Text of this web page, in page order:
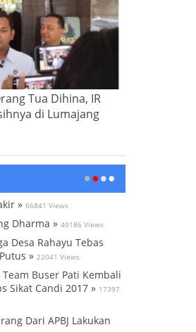
Tua Dihina, IR
di Lumajang
» 66841 Views
Dharma » 40186 Views
Desa Rahayu Tebas
» 22041 Views
Buser Pati Kembali
Sikat Candi 2017 » 17397
Dari APBJ Lakukan